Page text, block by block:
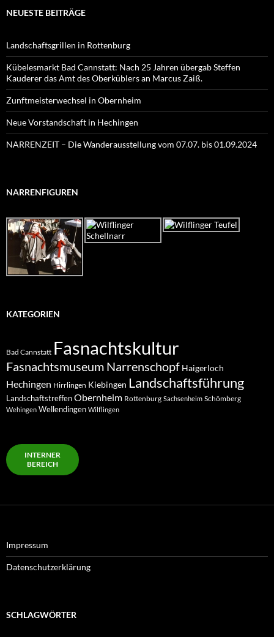
NEUESTE BEITRÄGE
Landschaftsgrillen in Rottenburg
Kübelesmarkt Bad Cannstatt: Nach 25 Jahren übergab Steffen
Kauderer das Amt des Oberküblers an Marcus Zaiß.
Zunftmeisterwechsel in Obernheim
Neue Vorstandschaft in Hechingen
NARRENZEIT – Die Wanderausstellung vom 07.07. bis 01.09.2024
NARRENFIGUREN
KATEGORIEN
Bad Cannstatt Fasnachtskultur
Fasnachtsmuseum Narrenschopf Haigerloch
Hechingen Hirrlingen Kiebingen Landschaftsführung
LandschaftstreffenObernheim Rottenburg Sachsenheim Schömberg
Wehingen Wellendingen Wilflingen
INTERNER
BEREICH
Impressum
Datenschutzerklärung
SCHLAGWÖRTER